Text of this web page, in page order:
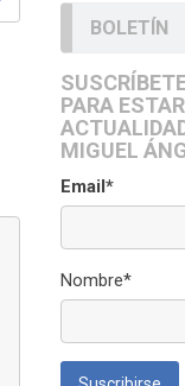
BOLETÍN
PARA
MIGUEL
Email*
Nombre*